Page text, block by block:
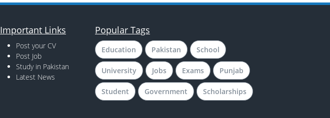
Important Links
Post your CV
Post Job
Study in Pakistan
Latest News
Popular Tags
Education Pakistan School
University Jobs Exams Punjab
Student Government Scholarships